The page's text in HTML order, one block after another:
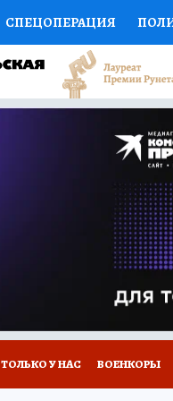
СПЕЦОПЕРАЦИЯ
НАУКА СПЕЦПРОЕКТЫ
РОССИИ
ПУТЕВОДИТЕЛЬ
НОВОЕ НА САЙТЕ
ТОЛЬКО У НАС ВОЕНКОРЫ